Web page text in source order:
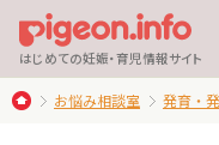
はじめての妊娠・育児情報サイト
お悩み相談室 発育・